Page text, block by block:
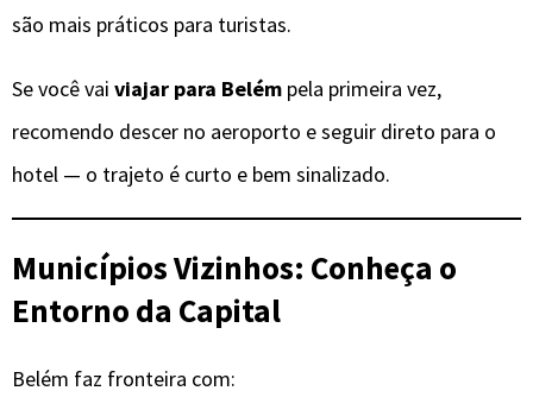
são mais práticos para turistas.
Se você vai viajar para Belém pela primeira vez,
recomendo descer no aeroporto e seguir direto para o
hotel — o trajeto é curto e bem sinalizado.
Municípios Vizinhos: Conheça o
Entorno da Capital
Belém faz fronteira com: